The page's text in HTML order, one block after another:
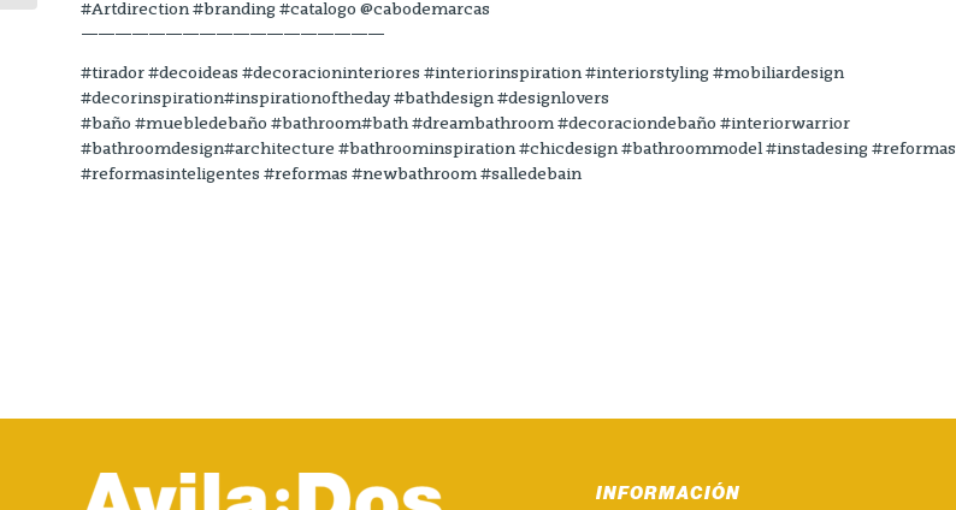
#Artdirection #branding #catalogo @cabodemarcas
——————————————————
#tirador #decoideas #decoracioninteriores #interiorinspiration #interiorstyling #mobiliardesign
#decorinspiration#inspirationoftheday #bathdesign #designlovers
#baño #muebledebaño #bathroom#bath #dreambathroom #decoraciondebaño #interiorwarrior
#bathroomdesign#architecture #bathroominspiration #chicdesign #bathroommodel #instadesing #reformas
#reformasinteligentes #reformas #newbathroom #salledebain
INFORMACIÓN